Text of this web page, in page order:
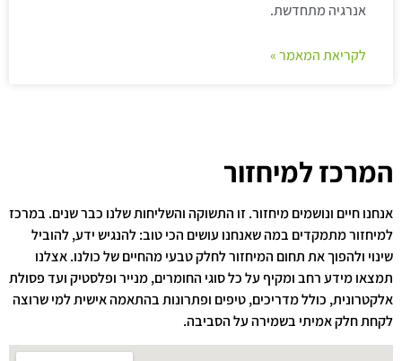
אנרגיה מתחדשת.
לקריאת המאמר »
המרכז למיחזור
אנחנו חיים ונושמים מיחזור. זו התשוקה והשליחות שלנו כבר שנים. במרכז
למיחזור מתמקדים במה שאנחנו עושים הכי טוב: להנגיש ידע, להוביל
שינוי ולהפוך את תחום המיחזור לחלק טבעי מהחיים של כולנו. אצלנו
תמצאו מידע רחב ומקיף על כל סוגי החומרים, מנייר ופלסטיק ועד פסולת
אלקטרונית, כולל מדריכים, טיפים ופתרונות בהתאמה אישית למי שרוצה
לקחת חלק אמיתי בשמירה על הסביבה.